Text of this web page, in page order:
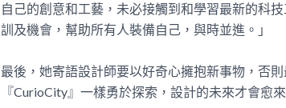
自己的創意和工藝，未必接觸到和學習最新的科
訓及機會，幫助所有人裝備自己，與時並進。」
最後，她寄語設計師要以好奇心擁抱新事物，否
『CurioCity』一樣勇於探索，設計的未來才會愈來